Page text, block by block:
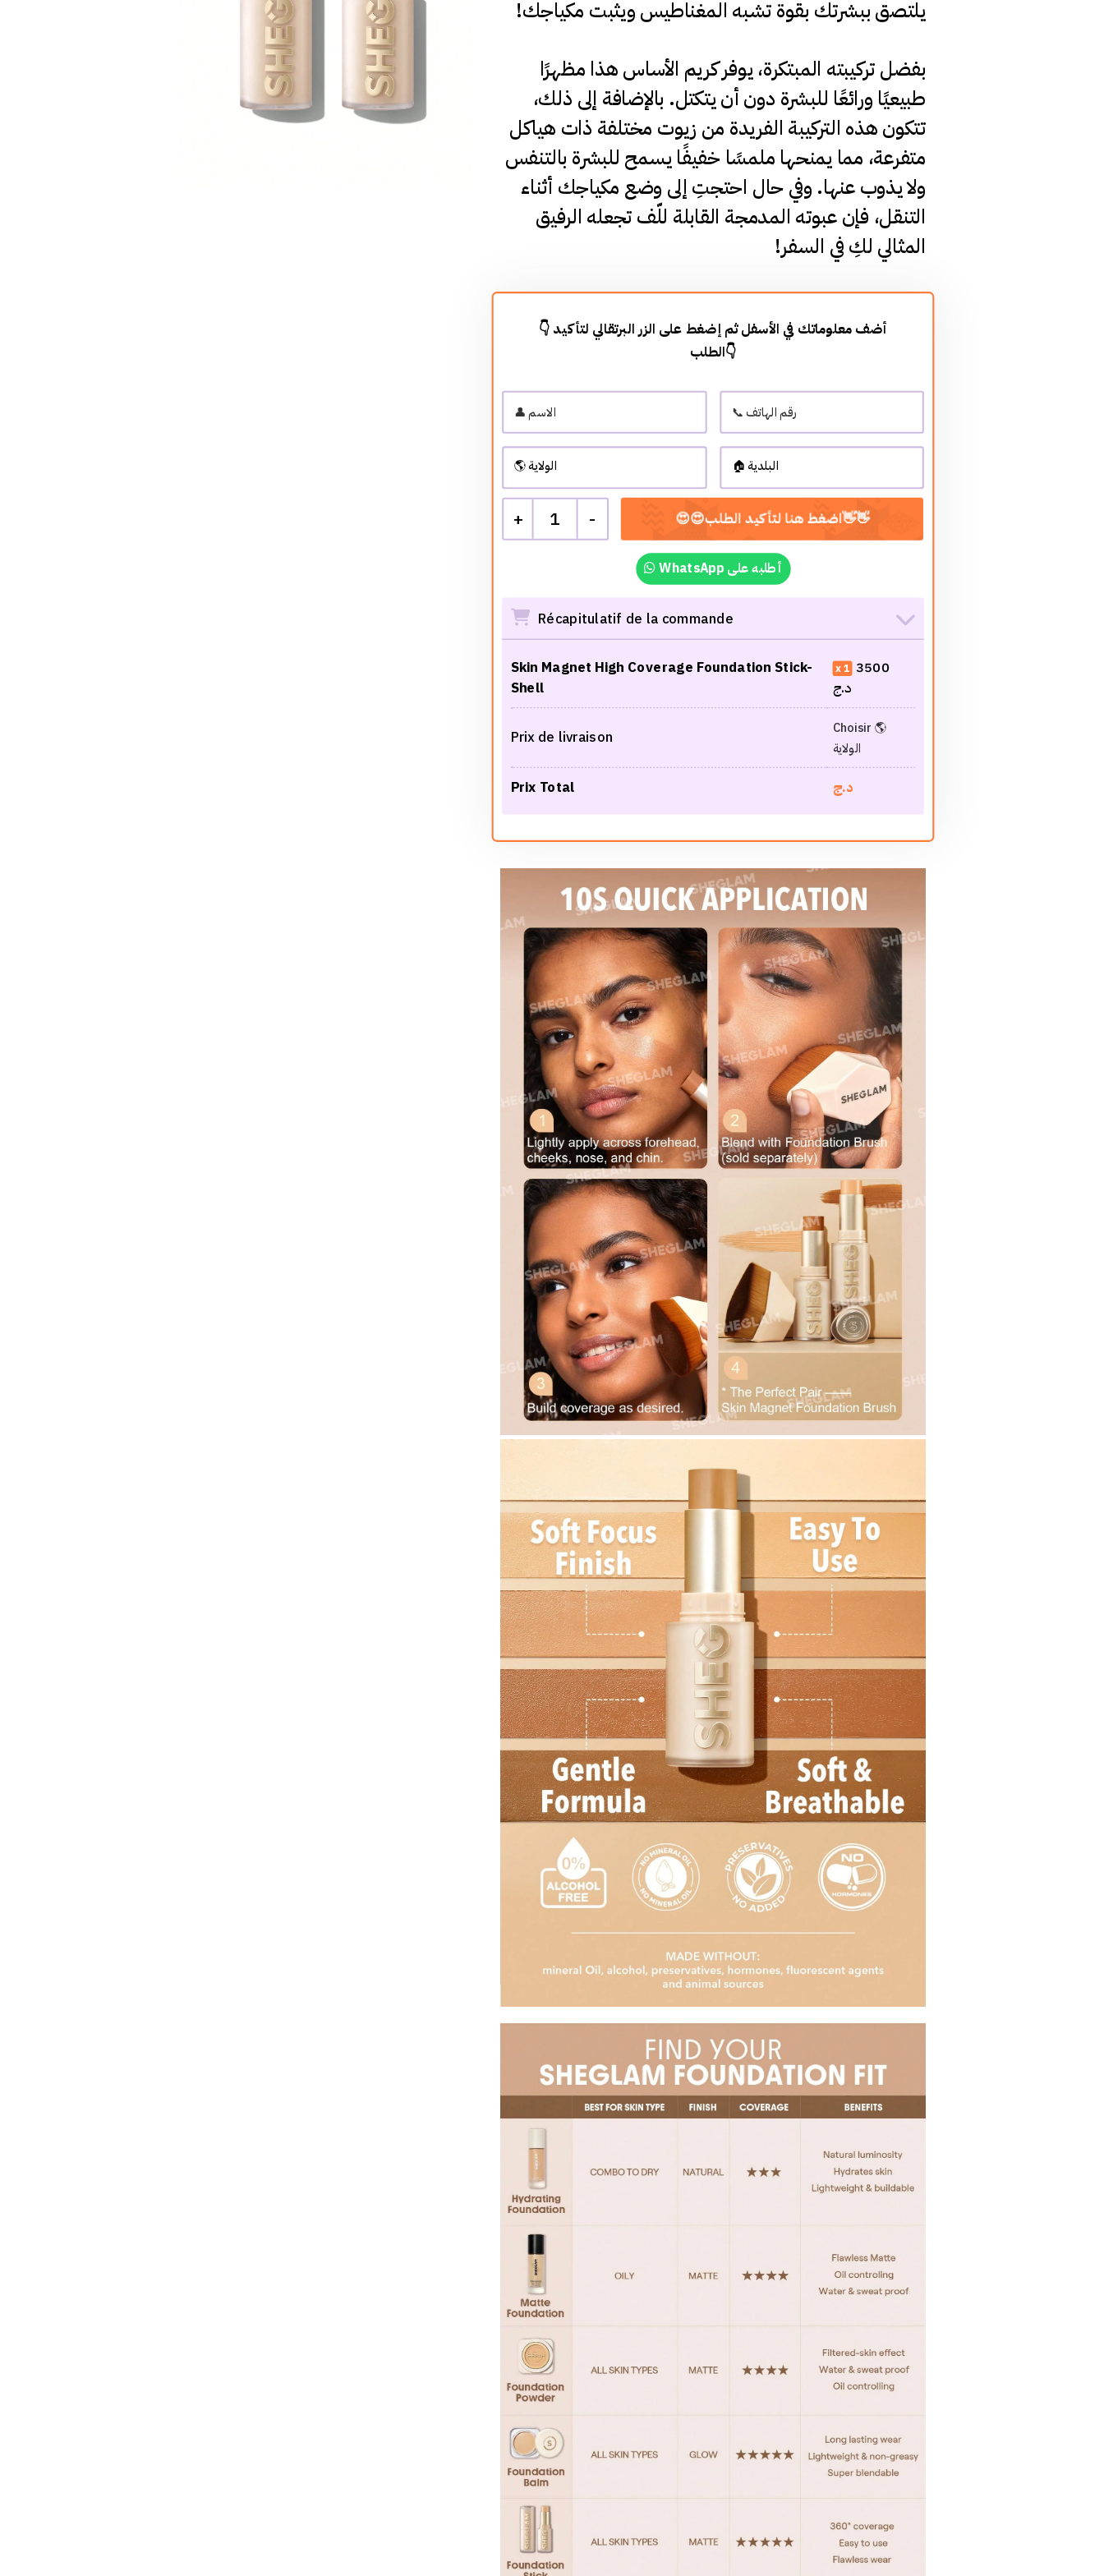
يلتصق ببشرتك بقوة تشبه المغناطيس ويثبت مكياجك!
بفضل تركيبته المبتكرة، يوفر كريم الأساس هذا مظهرًا
طبيعيًا ورائعًا للبشرة دون أن يتكتل. بالإضافة إلى ذلك،
تتكون هذه التركيبة الفريدة من زيوت مختلفة ذات هياكل
متفرعة، مما يمنحها ملمسًا خفيفًا يسمح للبشرة بالتنفس
ولا يذوب عنها. وفي حال احتجتِ إلى وضع مكياجك أثناء
التنقل، فإن عبوته المدمجة القابلة للّف تجعله الرفيق
المثالي لكِ في السفر!
👇 أضف معلوماتك في الأسفل ثم إضغط على الزر البرتقالي لتأكيد
الطلب👇
+ 1 -
WhatsApp أطلبه على
Récapitulatif de la commande
Skin Magnet High Coverage Foundation Stick-
Shell
1 3500
د.ج
Prix de livraison Choisir 🌎
الولاية
Prix Total د.ج